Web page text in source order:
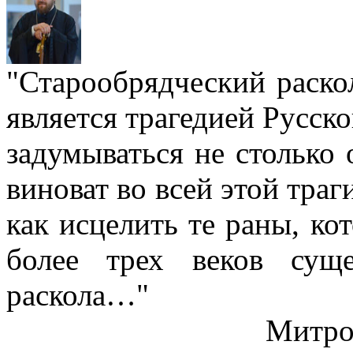
"Старообрядческий
является трагедией
задумываться не
виноват во всей этой
как исцелить те раны,
более трех веков
раскола…"